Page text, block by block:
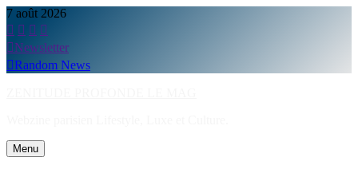
Skip
to
content
7 août 2026
Newsletter
Random News
Menu